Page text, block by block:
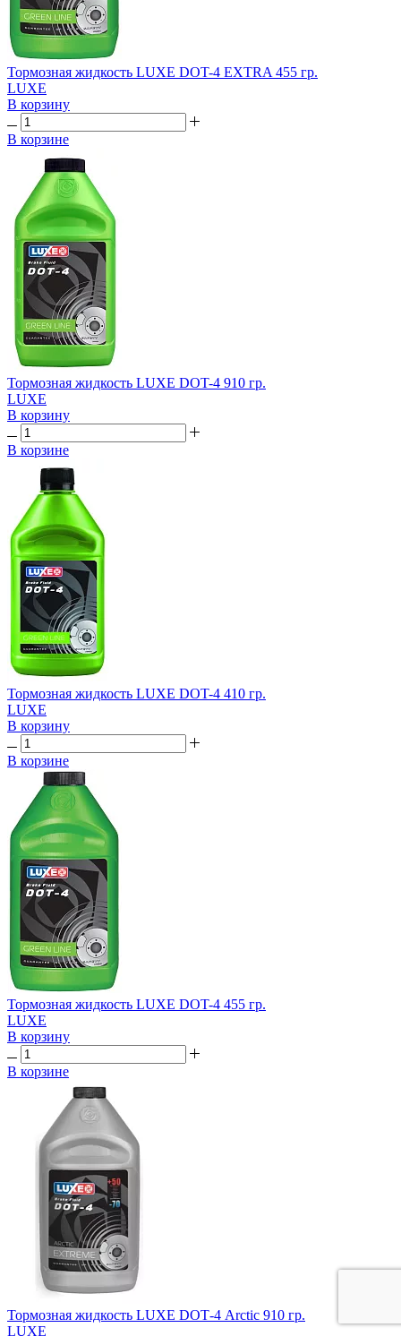
Тормозная жидкость LUXE DOT-4 EXTRA 455 гр.
LUXE
В корзину
В корзине
Тормозная жидкость LUXE DOT-4 910 гр.
LUXE
В корзину
В корзине
Тормозная жидкость LUXE DOT-4 410 гр.
LUXE
В корзину
В корзине
Тормозная жидкость LUXE DOT-4 455 гр.
LUXE
В корзину
В корзине
Тормозная жидкость LUXE DОТ-4 Arctic 910 гр.
LUXE